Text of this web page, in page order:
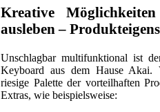
Kreative
ausleben –
Unschlagbar multifunktional ist
Keyboard aus dem Hause
riesige Palette der vorteilhaften
Extras, wie beispielsweise: